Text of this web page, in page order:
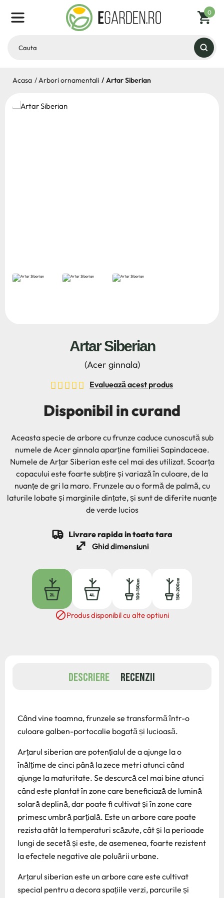
0
Acasa Arbori ornamentali Artar Siberian
Artar Siberian
(Acer ginnala)
Evaluează acest produs
Disponibil in curand
Aceasta specie de arbore cu frunze caduce cunoscută sub
numele de Acer ginnala aparține familiei Sapindaceae.
Numele de Arțar Siberian este cel mai des utilizat. Scoarța
copacului este foarte subțire și variază în culoare, de la
nuanțe de gri la maro. Frunzele au o formă de palmă, cu
laturile lobate și marginile dințate, și sunt de diferite nuanțe
de verde lucios
Livrare rapida in toata tara
Ghid dimensiuni
2L
Produs disponibil cu alte optiuni
DESCRIERE RECENZII
Când vine toamna, frunzele se transformă într-o
culoare galben-portocalie bogată și lucioasă.
Arțarul siberian are potențialul de a ajunge la o
înălțime de cinci până la zece metri atunci când
ajunge la maturitate. Se descurcă cel mai bine atunci
când este plantat în zone care beneficiază de lumină
solară deplină, dar poate fi cultivat și în zone care
primesc umbră parțială. Este un arbore care poate
rezista atât la temperaturi scăzute, cât și la perioade
lungi de secetă și este, de asemenea, foarte rezistent
la efectele negative ale poluării urbane.
Arțarul siberian este un arbore care este cultivat
special pentru a decora spațiile verzi, parcurile și